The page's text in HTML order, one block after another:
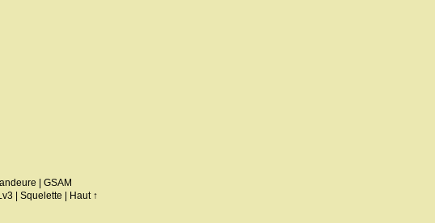
| GSAM
Squelette Haut ↑